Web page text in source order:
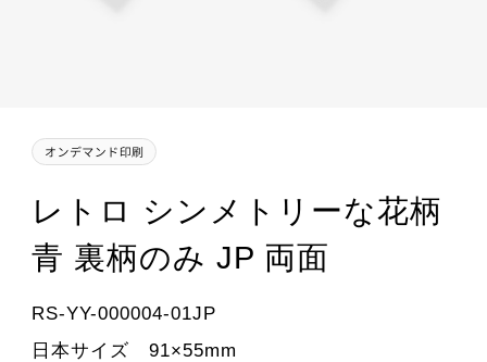
レトロ シンメトリーな花柄
青 裏柄のみ JP 両面
RS-YY-000004-01JP
日本サイズ 91×55mm